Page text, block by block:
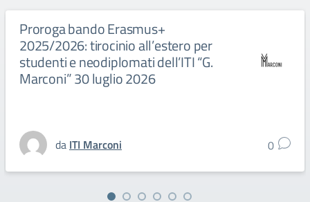
Proroga bando Erasmus+
2025/2026: tirocinio all’estero per
studenti e neodiplomati dell’ITI “G.
Marconi” 30 luglio 2026
da ITI Marconi 0